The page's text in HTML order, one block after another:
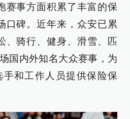
赛事方面积累了丰富的保
口碑。近年来，众安已累
、骑行、健身、滑雪、匹
国内外知名大众赛事，为
手和工作人员提供保险保